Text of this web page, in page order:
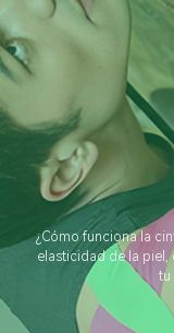
¿Cómo funciona la
elasticidad de la
tu